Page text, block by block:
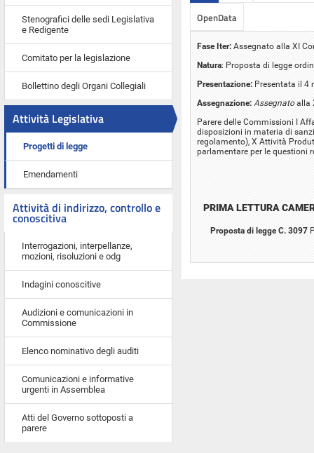
Stenografici delle sedi Legislativa
e Redigente
Comitato per la legislazione
Bollettino degli Organi Collegiali
Attività Legislativa
Progetti di legge
Emendamenti
Attività di indirizzo, controllo e
conoscitiva
Interrogazioni, interpellanze,
mozioni, risoluzioni e odg
Indagini conoscitive
Audizioni e comunicazioni in
Commissione
Elenco nominativo degli auditi
Comunicazioni e informative
urgenti in Assemblea
Atti del Governo sottoposti a
parere
OpenData
Fase Iter: Assegnato alla XI
Natura: Proposta di legge
Presentazione: Presentata il 4
Assegnazione: Assegnatoalla
Parere delle Commissioni I
disposizioni in materia di
regolamento), X Attività
parlamentare per le questioni
PRIMA LETTURA
Proposta di legge C. 3097